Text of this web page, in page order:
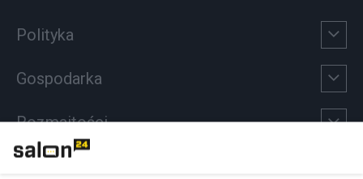
Polityka
Gospodarka
Rozmaitości